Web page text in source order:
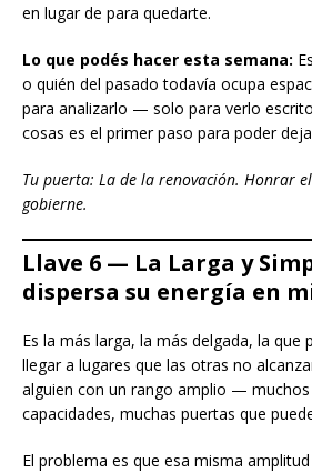
en lugar de para quedarte.
Lo que podés hacer esta semana:
o quién del pasado todavía ocupa
para analizarlo — solo para verlo
cosas es el primer paso para poder
Tu puerta: La de la renovación. Honrar
gobierne.
Llave 6 — La Larga y
dispersa su energía en
Es la más larga, la más delgada, la que
llegar a lugares que las otras no
alguien con un rango amplio —
capacidades, muchas puertas que
El problema es que esa misma